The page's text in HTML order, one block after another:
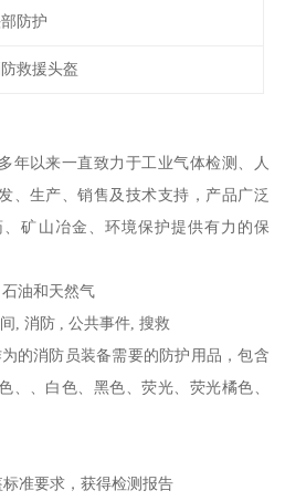
防护
救援头盔
年以来一直致力于工业气体检测、人
、生产、销售及技术支持，产品广泛
矿山冶金、环境保护提供有力的保
油和天然气
, 消防 , 公共事件, 搜救
的消防员装备需要的防护用品，包含
、、白色、黑色、荧光、荧光橘色、
准要求，获得检测报告